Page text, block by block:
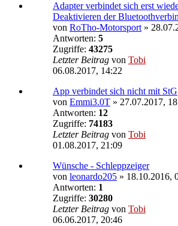
Adapter verbindet sich erst
Deaktivieren der
von RoTho-Motorsport »
Antworten: 5
Zugriffe: 43275
Letzter Beitrag von Tobi
06.08.2017, 14:22
App verbindet sich nicht mit StG
von Emmi3.0T » 27.07.2017,
Antworten: 12
Zugriffe: 74183
Letzter Beitrag von Tobi
01.08.2017, 21:09
Wünsche - Schleppzeiger
von leonardo205 » 18.10.2016,
Antworten: 1
Zugriffe: 30280
Letzter Beitrag von Tobi
06.06.2017, 20:46